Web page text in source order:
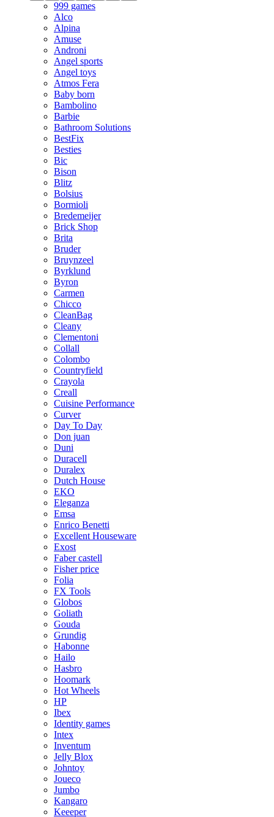
999 games
Alco
Alpina
Amuse
Androni
Angel sports
Angel toys
Atmos Fera
Baby born
Bambolino
Barbie
Bathroom Solutions
BestFix
Besties
Bic
Bison
Blitz
Bolsius
Bormioli
Bredemeijer
Brick Shop
Brita
Bruder
Bruynzeel
Byrklund
Byron
Carmen
Chicco
CleanBag
Cleany
Clementoni
Collall
Colombo
Countryfield
Crayola
Creall
Cuisine Performance
Curver
Day To Day
Don juan
Duni
Duracell
Duralex
Dutch House
EKO
Eleganza
Emsa
Enrico Benetti
Excellent Houseware
Exost
Faber castell
Fisher price
Folia
FX Tools
Globos
Goliath
Gouda
Grundig
Habonne
Hailo
Hasbro
Hoomark
Hot Wheels
HP
Ibex
Identity games
Intex
Inventum
Jelly Blox
Johntoy
Joueco
Jumbo
Kangaro
Keeeper